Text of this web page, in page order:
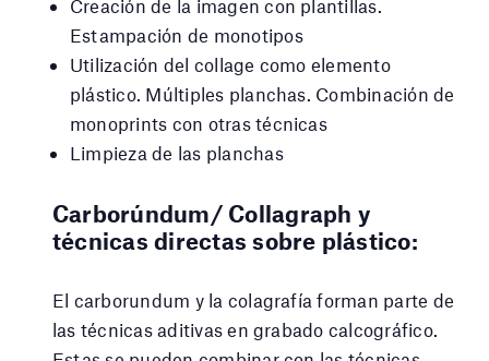
Creación de la imagen con plantillas.
Estampación de monotipos
Utilización del collage como elemento
plástico. Múltiples planchas. Combinación de
monoprints con otras técnicas
Limpieza de las planchas
Carborúndum/ Collagraph y
técnicas directas sobre plástico:
El carborundum y la colagrafía forman parte de
las técnicas aditivas en grabado calcográfico.